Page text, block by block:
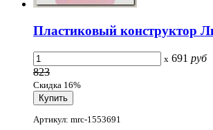
Пластиковый конструктор
x 691 руб
823
Скидка 16%
Артикул: mrc-1553691